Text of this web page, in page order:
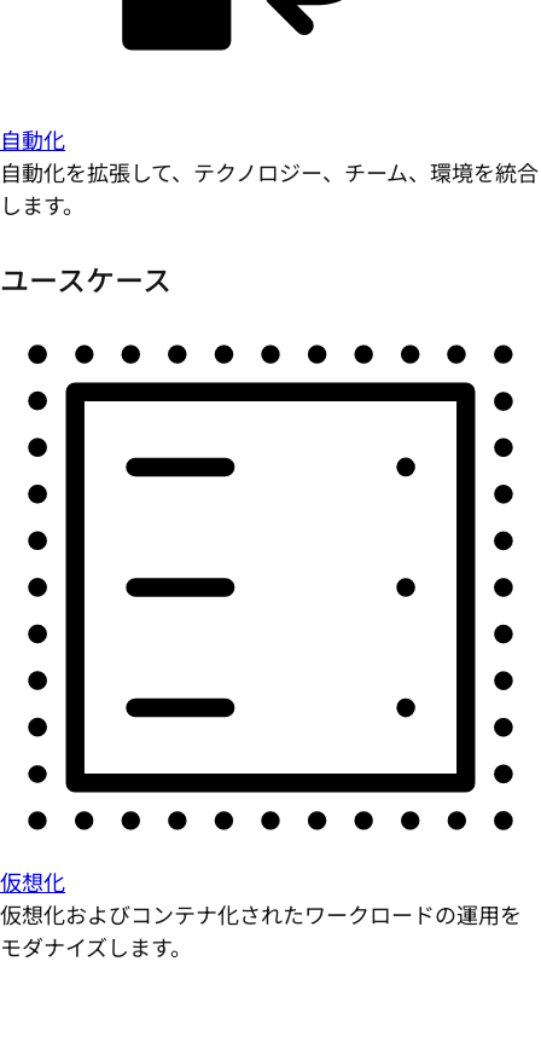
自動化
自動化を拡張して、テクノロジー、チーム、環境を統合
します。
ユースケース
仮想化
仮想化およびコンテナ化されたワークロードの運用を
モダナイズします。